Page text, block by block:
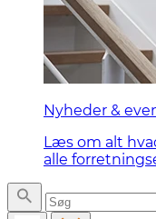
Nyheder &
Læs om alt
alle